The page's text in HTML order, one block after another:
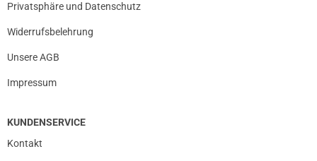
Privatsphäre und Datenschutz
Widerrufsbelehrung
Unsere AGB
Impressum
KUNDENSERVICE
Kontakt